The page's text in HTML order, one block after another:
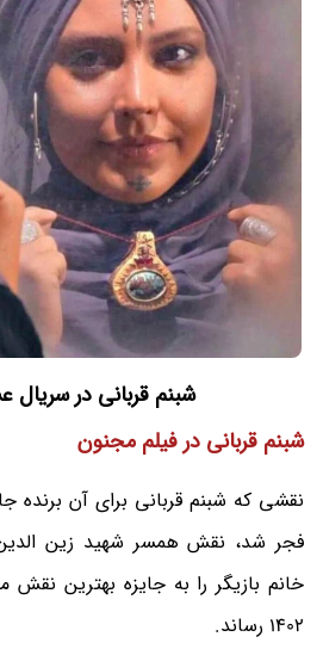
شبنم قربانی در
شبنم قربانی در فیلم مجنون
نقشی که شبنم قربانی برای آن برنده
فجر شد، نقش همسر شهید زین
خانم بازیگر را به جایزه بهترین
1402 رساند.